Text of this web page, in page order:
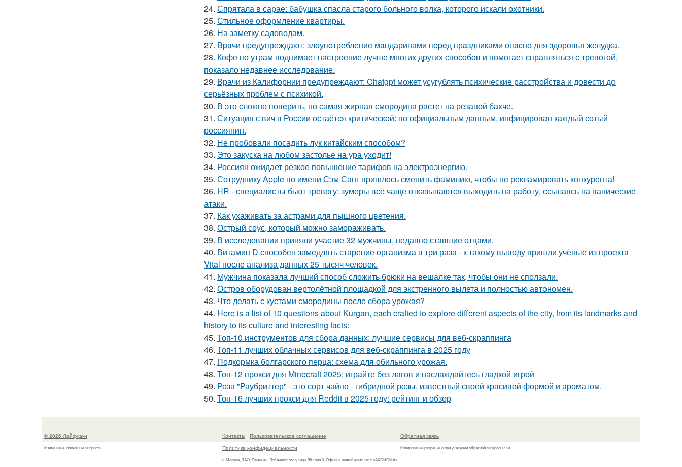
24. Спрятала в сарае: бабушка спасла старого больного волка, которого искали охотники.
25. Стильное оформление квартиры.
26. На заметку садоводам.
27. Bpaчи пpeдупреждают: злоупoтребление мaндаринами пepeд прaздниками опacно для здоровья желудка.
28. Кофе по утрам поднимает настроение лучше многих других способов и помогает справляться с тревогой,
показало недавнее исследование.
29. Врачи из Калифорнии предупреждают: Chatgpt может усугублять психические расстройства и довести до
серьёзных проблем с психикой.
30. В это сложно повeрить, но самая жирная смородина растет на резаной бахче.
31. Ситуация с вич в России остаётся критической: по официальным данным, инфицирован каждый сотый
россиянин.
32. Не пробовали посадить лук китайским способом?
33. Это закуска на любом застолье на ура уходит!
34. Россиян ожидает резкое повышение тарифов на электроэнергию.
35. Сотруднику Apple по имени Сэм Санг пришлось сменить фамилию, чтобы не рекламировать конкурента!
36. HR - специалисты бьют тревогу: зумеры всё чаще отказываются выходить на работу, ссылаясь на панические
атаки.
37. Как ухаживать за астрами для пышного цветения.
38. Острый соус, который можно замораживать.
39. В исследовании приняли участие 32 мужчины, недавно ставшие отцами.
40. Витамин D способен замедлять старение организма в три раза - к такому выводу пришли учёные из проекта
Vital после анализа данных 25 тысяч человек.
41. Мужчина показала лучший способ сложить брюки на вешалке так, чтобы они не сползали.
42. Остров оборудован вертолётной площадкой для экстренного вылета и полностью автономен.
43. Что делать с кустами смородины после сбора урожая?
44. Here is a list of 10 questions about Kurgan, each crafted to explore different aspects of the city, from its landmarks and
history to its culture and interesting facts:
45. Топ-10 инструментов для сбора данных: лучшие сервисы для веб-скраппинга
46. Топ-11 лучших облачных сервисов для веб-скраппинга в 2025 году
47. Подкормка болгарского перца: схема для обильного урожая.
48. Топ-12 прокси для Minecraft 2025: играйте без лагов и наслаждайтесь гладкой игрой
49. Роза "Раубриттер" - это сорт чайно - гибридной розы, известный своей красивой формой и ароматом.
50. Топ-16 лучших прокси для Reddit в 2025 году: рейтинг и обзор
© 2026 Лайфхаки
Маленькие, полезные хитрости
Контакты
Пользовательское соглашение
Политика конфидециальности
г. Москва, ЗАО, Раменки, Лобачевского улица 98 корп.3, Офисно-жилой комплекс «АКСИОМА»,
Обратная связь
Копирование разрешено при указании обратной гиперссылки.